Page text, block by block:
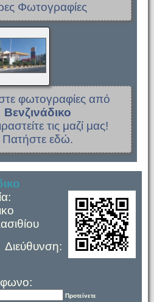
Φωτογραφίες
φωτογραφίες από
Βενζινάδικο
τις μαζί μας!
Πατήστε εδώ.
Προτείνετε